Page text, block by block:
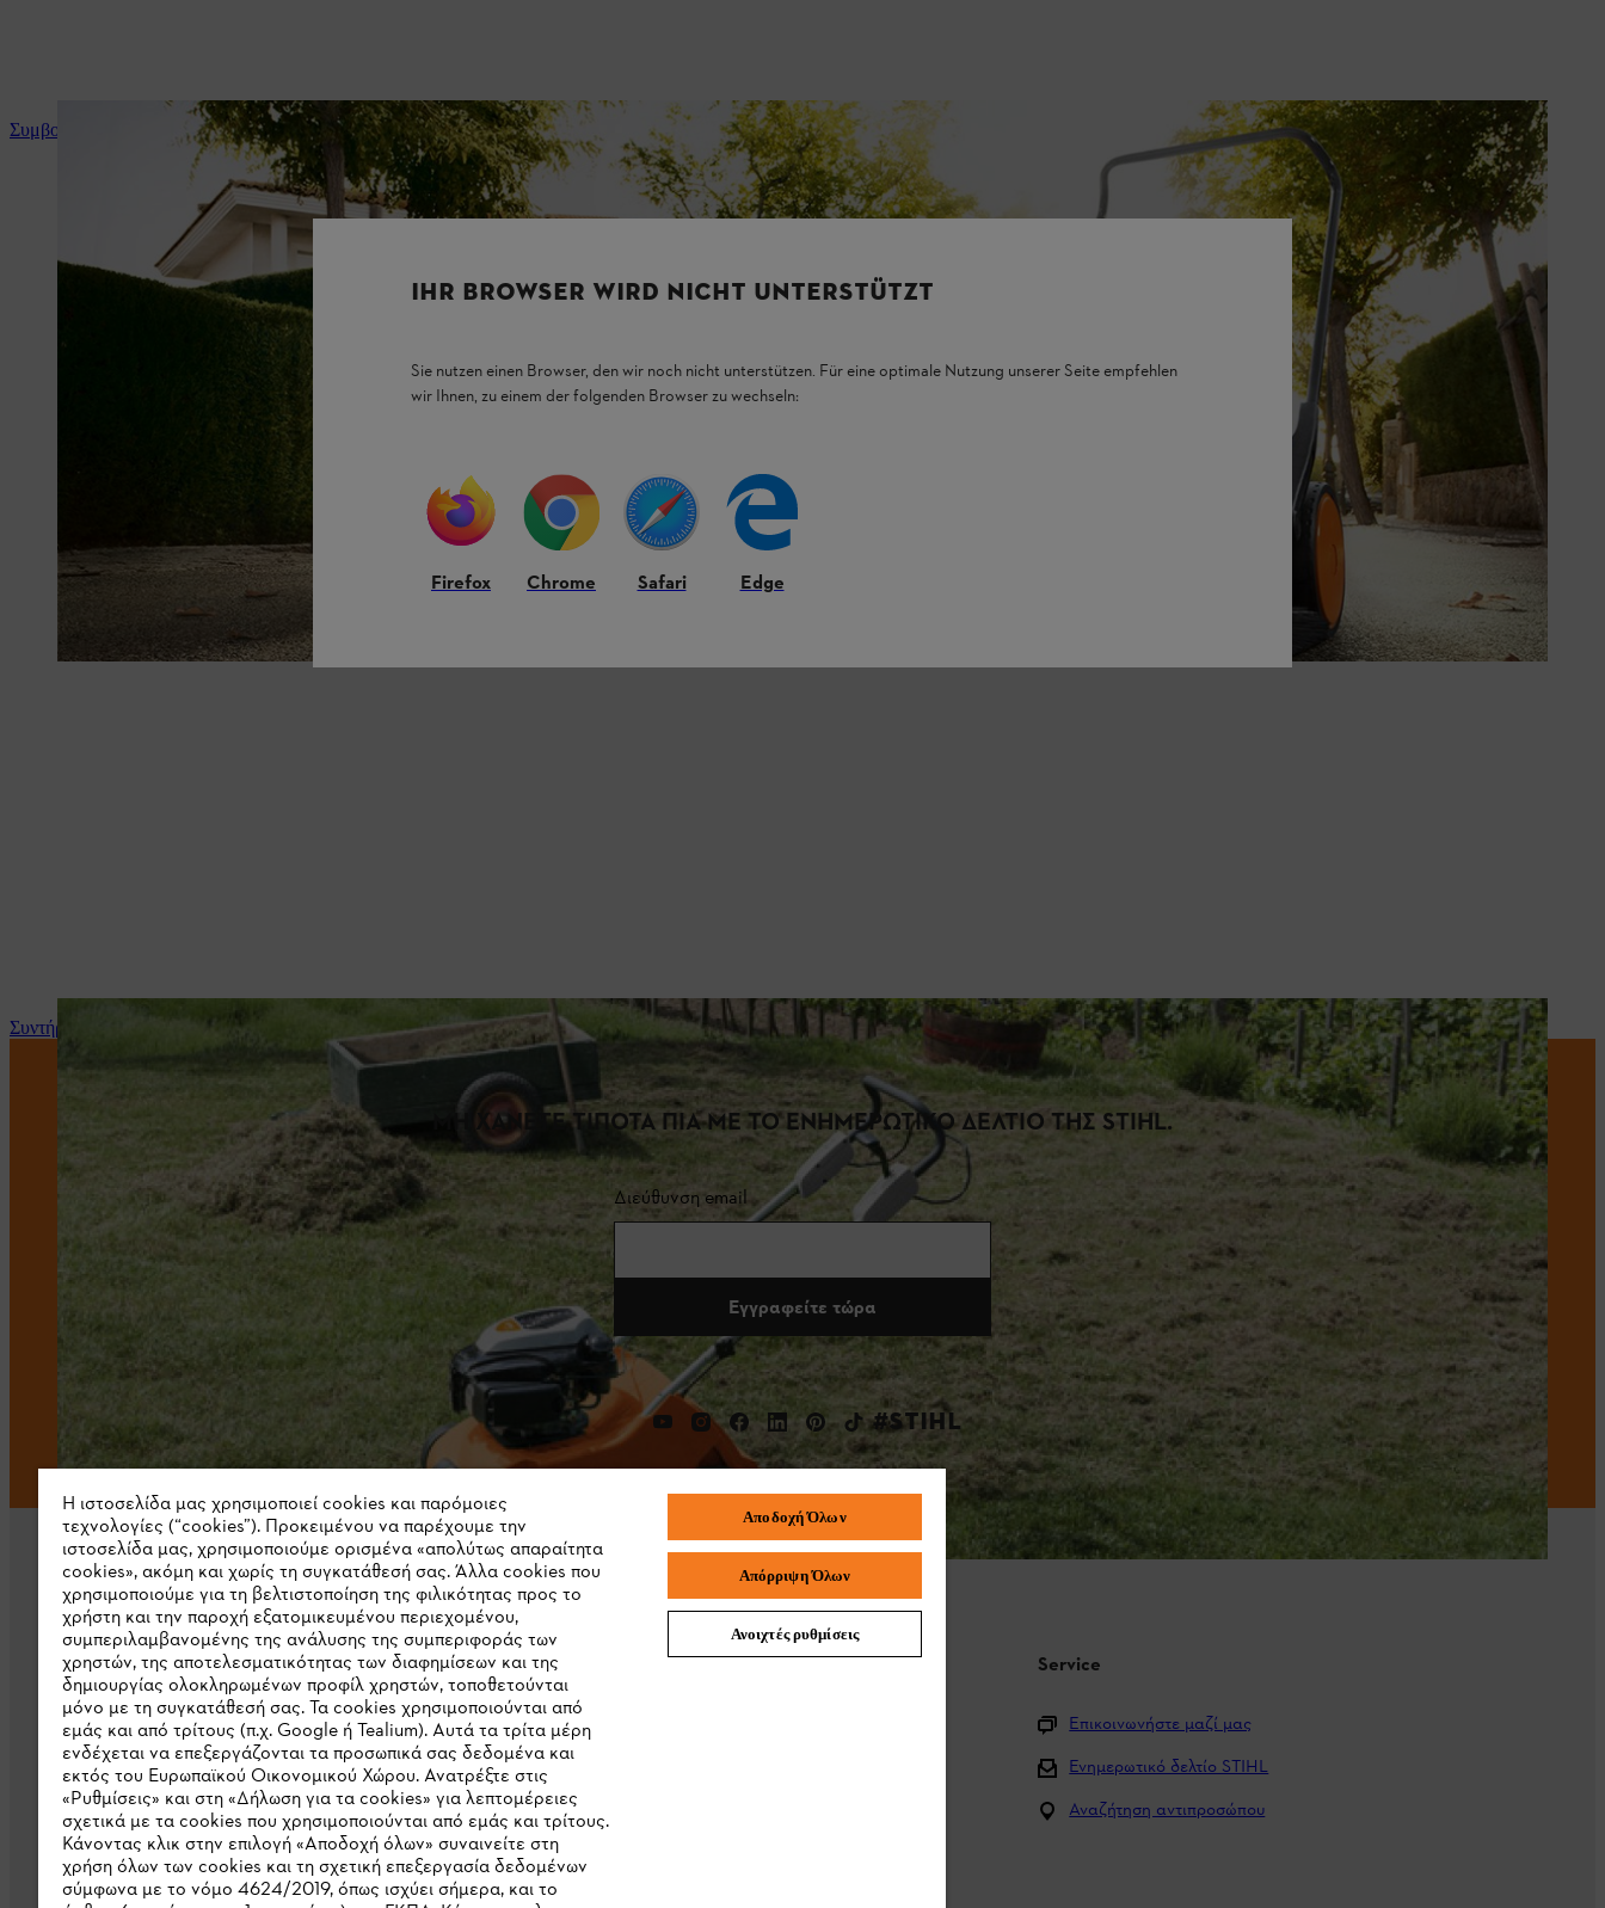
Συμβουλές και οδηγίες για το προϊόν
Συντήρηση και επισκευή
ΜΗ ΧΑΝΕΤΕ ΤΙΠΟΤΑ ΠΙΑ ΜΕ ΤΟ ΕΝΗΜΕΡΩΤΙΚΟ ΔΕΛΤΙΟ ΤΗΣ STIHL.
Διεύθυνση email
Εγγραφείτε τώρα
#STIHL
Εταιρεία
Σχετικά με εμάς
Λήψη καταλόγου
Γραμμή ακεραιότητας STIHL
STIHL Συχνές ερωτήσεις Service
Επικοινωνήστε μαζί μας
Ενημερωτικό δελτίο STIHL
Αναζήτηση αντιπροσώπου
IHR BROWSER WIRD NICHT UNTERSTÜTZT
Sie nutzen einen Browser, den wir noch nicht unterstützen. Für eine optimale Nutzung unserer Seite empfehlen
wir Ihnen, zu einem der folgenden Browser zu wechseln:
Firefox Chrome Safari Edge
Η ιστοσελίδα μας χρησιμοποιεί cookies και παρόμοιες
τεχνολογίες (“cookies”). Προκειμένου να παρέχουμε την
ιστοσελίδα μας, χρησιμοποιούμε ορισμένα «απολύτως απαραίτητα
cookies», ακόμη και χωρίς τη συγκατάθεσή σας. Άλλα cookies που
χρησιμοποιούμε για τη βελτιστοποίηση της φιλικότητας προς το
χρήστη και την παροχή εξατομικευμένου περιεχομένου,
συμπεριλαμβανομένης της ανάλυσης της συμπεριφοράς των
χρηστών, της αποτελεσματικότητας των διαφημίσεων και της
δημιουργίας ολοκληρωμένων προφίλ χρηστών, τοποθετούνται
μόνο με τη συγκατάθεσή σας. Τα cookies χρησιμοποιούνται από
εμάς και από τρίτους (π.χ. Google ή Tealium). Αυτά τα τρίτα μέρη
ενδέχεται να επεξεργάζονται τα προσωπικά σας δεδομένα και
εκτός του Ευρωπαϊκού Οικονομικού Χώρου. Ανατρέξτε στις
«Ρυθμίσεις» και στη «Δήλωση για τα cookies» για λεπτομέρειες
σχετικά με τα cookies που χρησιμοποιούνται από εμάς και τρίτους.
Κάνοντας κλικ στην επιλογή «Αποδοχή όλων» συναινείτε στη
χρήση όλων των cookies και τη σχετική επεξεργασία δεδομένων
σύμφωνα με το νόμο 4624/2019, όπως ισχύει σήμερα, και το
Αποδοχή Όλων
Απόρριψη Όλων
Ανοιχτές ρυθμίσεις